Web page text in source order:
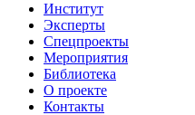
Институт
Эксперты
Спецпроекты
Мероприятия
Библиотека
О проекте
Контакты